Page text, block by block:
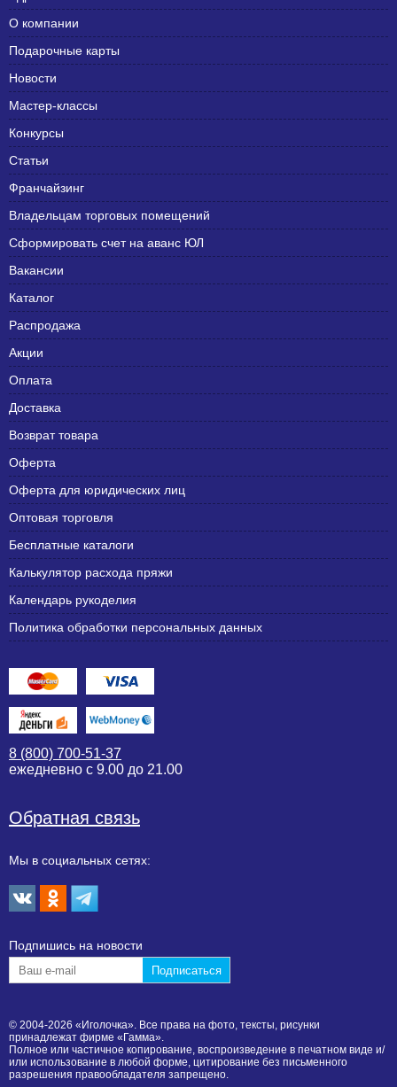
О компании
Подарочные карты
Новости
Мастер-классы
Конкурсы
Статьи
Франчайзинг
Владельцам торговых помещений
Сформировать счет на аванс ЮЛ
Вакансии
Каталог
Распродажа
Акции
Оплата
Доставка
Возврат товара
Оферта
Оферта для юридических лиц
Оптовая торговля
Бесплатные каталоги
Калькулятор расхода пряжи
Календарь рукоделия
Политика обработки персональных данных
8 (800) 700-51-37
ежедневно с 9.00 до 21.00
Обратная связь
Мы в социальных сетях:
Подпишиcь на новости
© 2004-2026 «Иголочка». Все права на фото, тексты, рисунки
принадлежат фирме «Гамма».
Полное или частичное копирование, воспроизведение в печатном виде и/
или использование в любой форме, цитирование без письменного
разрешения правообладателя запрещено.